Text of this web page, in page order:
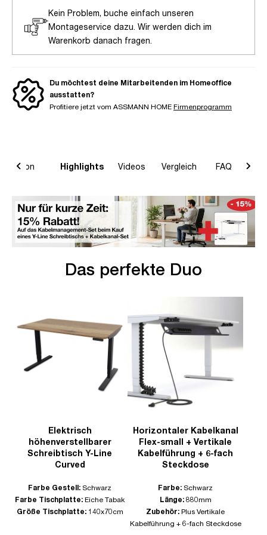
Kein Problem, buche einfach unseren
Montageservice dazu. Wir werden dich im
Warenkorb danach fragen.
Du möchtest deine Mitarbeitenden im Homeoffice
ausstatten?
Profitiere jetzt vom ASSMANN HOME Firmenprogramm
Highlights Videos Vergleich FAQ
Das perfekte Duo
Elektrisch
höhenverstellbarer
Schreibtisch Y-Line
Curved
Farbe Gestell: Schwarz
Farbe Tischplatte: Eiche Tabak
Größe Tischplatte: 140x70cm
Horizontaler Kabelkanal
Flex-small + Vertikale
Kabelführung + 6-fach
Steckdose
Farbe: Schwarz
Länge: 880mm
Zubehör: Plus Vertikale
Kabelführung + 6-fach Steckdose